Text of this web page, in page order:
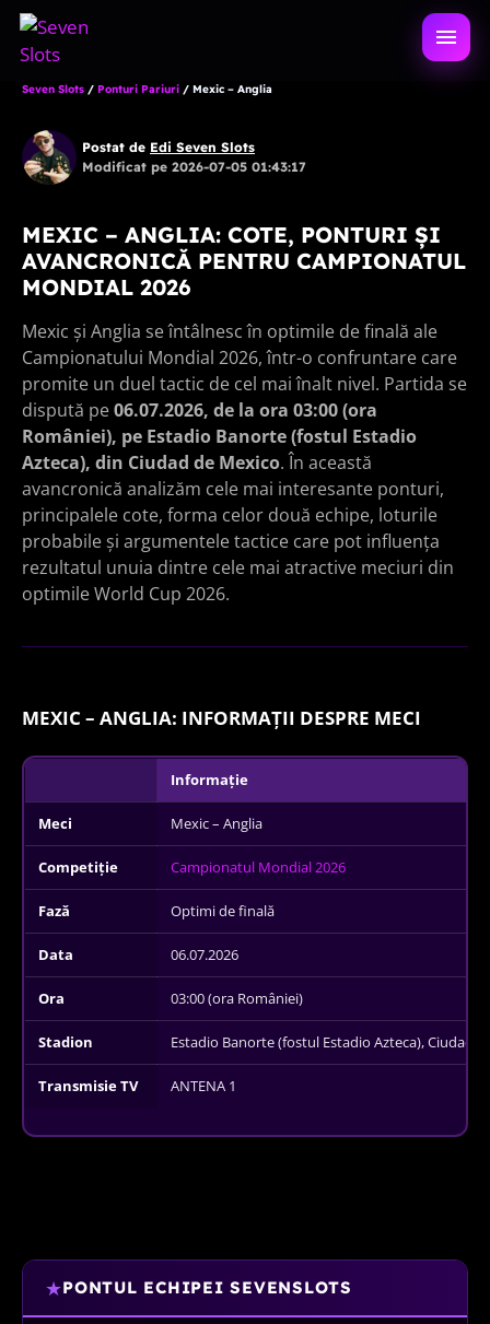
Sari
conținut
Seven Slots / Ponturi Pariuri / Mexic – Anglia
Postat de Edi Seven Slots
Modificat pe 2026-07-05 01:43:17
MEXIC – ANGLIA: COTE, PONTURI ȘI
AVANCRONICĂ PENTRU CAMPIONATUL
MONDIAL 2026
Mexic și Anglia se întâlnesc în optimile de finală ale
Campionatului Mondial 2026, într-o confruntare care
promite un duel tactic de cel mai înalt nivel. Partida se
dispută pe06.07.2026, de la ora 03:00 (ora
României), pe Estadio Banorte (fostul Estadio
Azteca), din Ciudad de Mexico. În această
avancronică analizăm cele mai interesante ponturi,
principalele cote, forma celor două echipe, loturile
probabile și argumentele tactice care pot influența
rezultatul unuia dintre cele mai atractive meciuri din
optimile World Cup 2026.
MEXIC – ANGLIA: INFORMAȚII DESPRE MECI
Informație
Meci Mexic – Anglia
Competiție Campionatul Mondial 2026
Fază Optimi de finală
Data 06.07.2026
Ora 03:00 (ora României)
Stadion Estadio Banorte (fostul Estadio Azteca), Ciudad
Transmisie TV ANTENA 1
★PONTUL ECHIPEI SEVENSLOTS